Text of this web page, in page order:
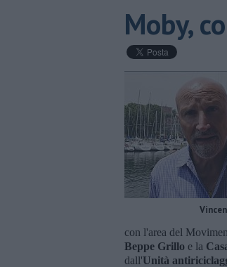
Moby,
con l'area del
Beppe Grillo e la
dall'Unità